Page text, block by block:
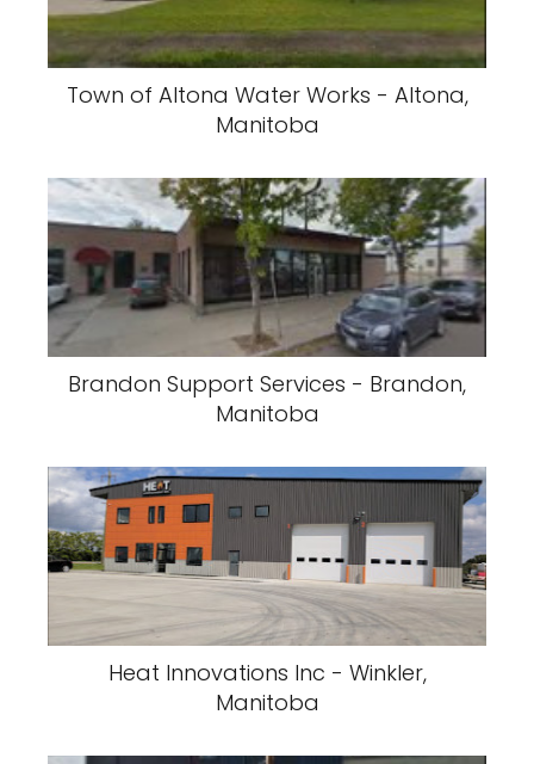
Town of Altona Water Works - Altona,
Manitoba
Brandon Support Services - Brandon,
Manitoba
Heat Innovations Inc - Winkler,
Manitoba